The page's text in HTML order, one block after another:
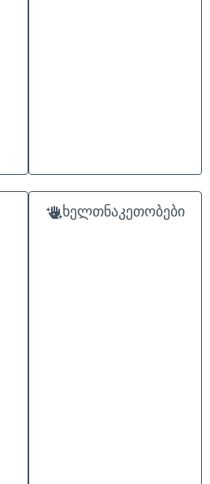
ხელთნაკეთობები